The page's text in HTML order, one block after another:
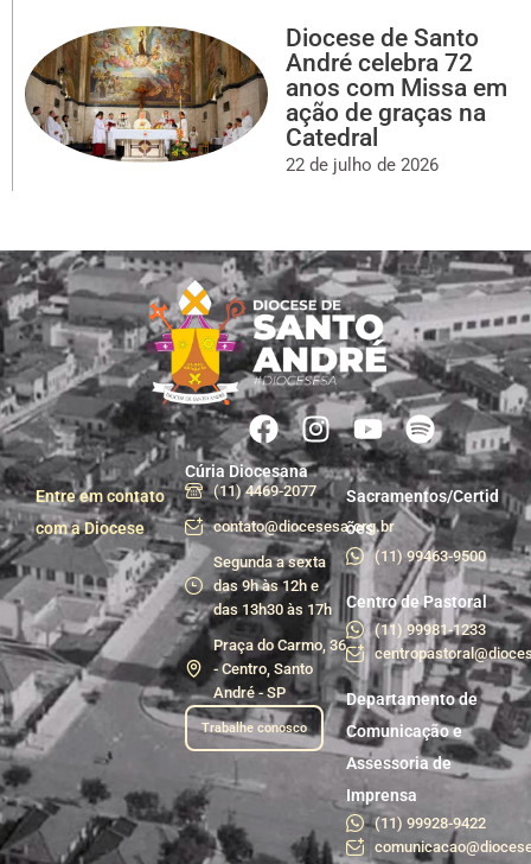
Diocese de Santo
André celebra 72
anos com Missa em
ação de graças na
Catedral
22 de julho de 2026
Entre em contato
com a Diocese
Cúria Diocesana
(11) 4469-2077
contato@diocesesa.org.br
Segunda a sexta
das 9h às 12h e
das 13h30 às 17h
Praça do Carmo, 36
- Centro, Santo
André - SP
Trabalhe conosco
Sacramentos/Certid
ões
(11) 99463-9500
Centro de Pastoral
(11) 99981-1233
Departamento de
Comunicação e
Assessoria de
Imprensa
(11) 99928-9422